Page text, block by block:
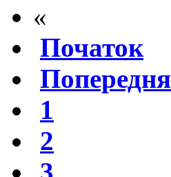
«
Початок
Попередня
1
2